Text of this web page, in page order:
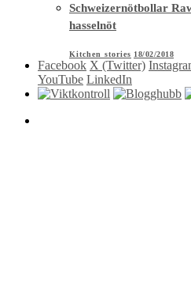
Schweizernötbollar
hasselnöt
Kitchen stories 18/02/2018
Facebook X (Twitter)
YouTube LinkedIn